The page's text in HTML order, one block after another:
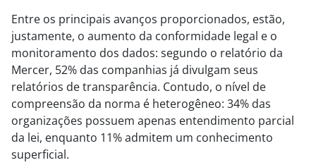
Entre os principais avanços proporcionados, estão,
justamente, o aumento da conformidade legal e o
monitoramento dos dados: segundo o relatório da
Mercer, 52% das companhias já divulgam seus
relatórios de transparência. Contudo, o nível de
compreensão da norma é heterogêneo: 34% das
organizações possuem apenas entendimento parcial
da lei, enquanto 11% admitem um conhecimento
superficial.